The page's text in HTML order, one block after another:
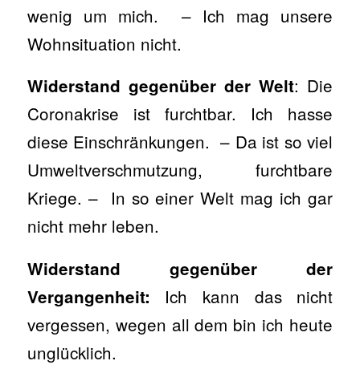
wenig um mich. – Ich mag unsere
Wohnsituation nicht.
Widerstand gegenüber der Welt: Die
Coronakrise ist furchtbar. Ich hasse
diese Einschränkungen. – Da ist so viel
Umweltverschmutzung, furchtbare
Kriege. – In so einer Welt mag ich gar
nicht mehr leben.
Widerstand gegenüber der
Vergangenheit: Ich kann das nicht
vergessen, wegen all dem bin ich heute
unglücklich.